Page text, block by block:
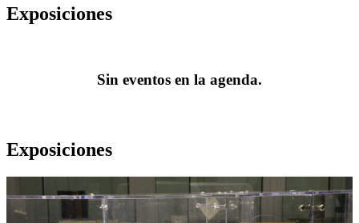
Exposiciones
Sin eventos en la agenda.
Exposiciones